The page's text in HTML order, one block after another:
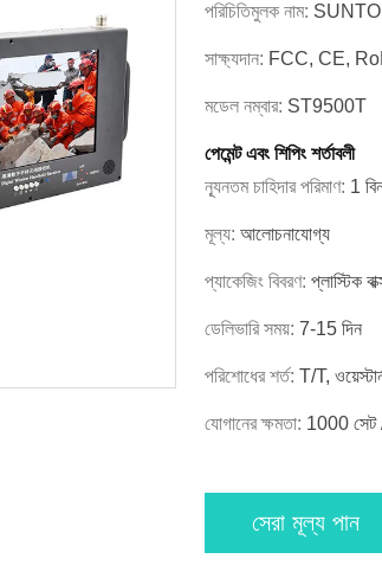
পরিচিতিমুলক নাম:
সাক্ষ্যদান: FCC, CE,
মডেল নম্বার: ST9500T
পেমেন্ট এবং শিপিং শর্তাবলী
ন্যূনতম চাহিদার পরিমাণ: 1
মূল্য: আলোচনাযোগ্য
প্যাকেজিং বিবরণ: প্লাস্টিক
ডেলিভারি সময়: 7-15 দিন
পরিশোধের শর্ত: T/T,
যোগানের ক্ষমতা: 1000 সেট
সেরা মূল্য পান